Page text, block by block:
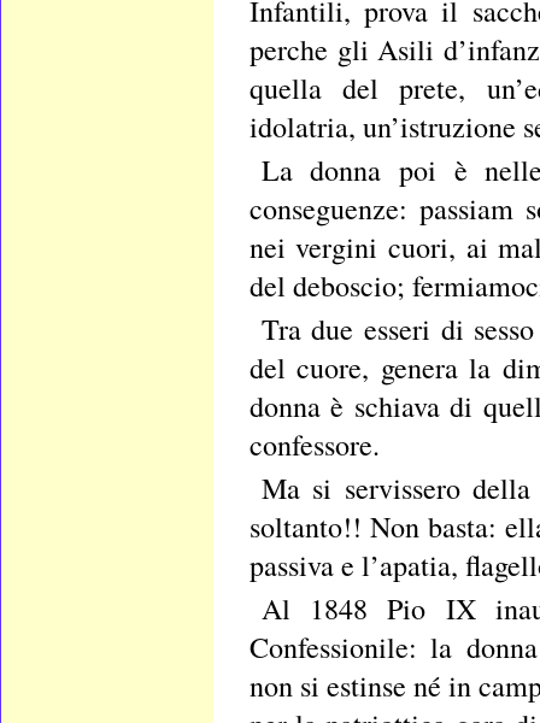
Infantili, prova il
perche gli Asili
quella del prete,
idolatria, un’istruzione
La donna poi è
conseguenze:
nei vergini cuori, ai
del deboscio;
Tra due esseri di
del cuore, genera la
donna è schiava di
confessore.
Ma si servissero
soltanto!! Non basta:
passiva e l’apatia,
Al 1848 Pio IX
Confessionile: la
non si estinse né in